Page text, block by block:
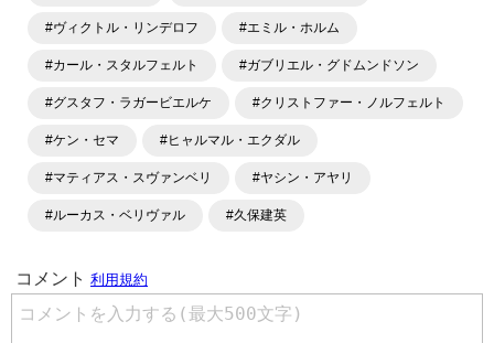
#ヴィクトル・リンデロフ #エミル・ホルム
#カール・スタルフェルト #ガブリエル・グドムンドソン
#グスタフ・ラガービエルケ #クリストファー・ノルフェルト
#ケン・セマ #ヒャルマル・エクダル
#マティアス・スヴァンベリ #ヤシン・アヤリ
#ルーカス・ベリヴァル #久保建英